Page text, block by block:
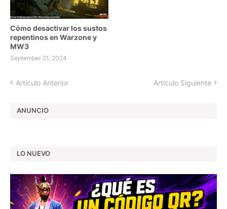
Cómo desactivar los sustos
repentinos en Warzone y
MW3
September 21, 2024
Artículo Anterior Artículo Siguiente
ANUNCIO
LO NUEVO